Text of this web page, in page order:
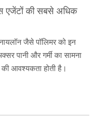
एजेंटों की सबसे अधिक
जैसे पॉलिमर को इन
पानी और गर्मी का सामना
आवश्यकता होती है।